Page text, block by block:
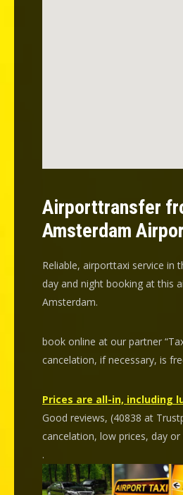
Airporttransfer
Amsterdam
Reliable, airporttaxi service in
day and night booking at this
Amsterdam.
book online at our partner
cancelation, if necessary, is
Prices are all-in, including
Good reviews, (40838 at
cancelation, low prices, day or
.